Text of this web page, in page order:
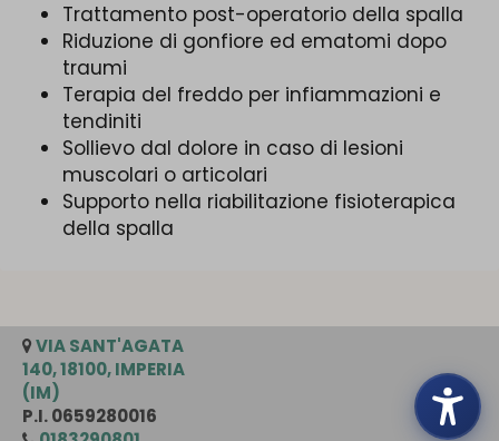
Trattamento post-operatorio della spalla
Riduzione di gonfiore ed ematomi dopo
traumi
Terapia del freddo per infiammazioni e
tendiniti
Sollievo dal dolore in caso di lesioni
muscolari o articolari
Supporto nella riabilitazione fisioterapica
della spalla
VIA SANT'AGATA
140, 18100, IMPERIA
(IM)
P.I. 0659280016